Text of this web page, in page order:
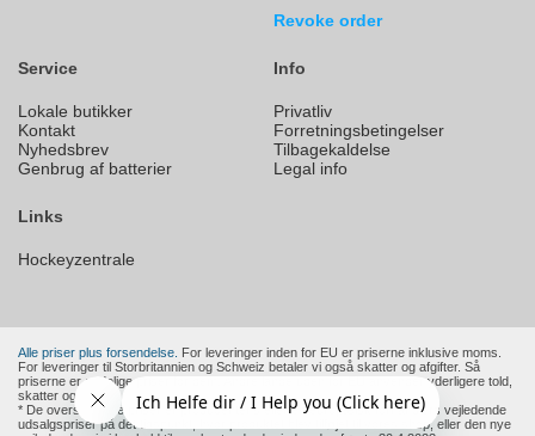
Revoke order
Service
Lokale butikker
Kontakt
Nyhedsbrev
Genbrug af batterier
Info
Privatliv
Forretningsbetingelser
Tilbagekaldelse
Legal info
Links
Hockeyzentrale
Alle priser plus forsendelse. For leveringer inden for EU er priserne inklusive moms.
For leveringer til Storbritannien og Schweiz betaler vi også skatter og afgifter. Så
priserne er endelige priser for dem. Andre lande uden for EU anvender yderligere told,
skatter og afgifter.
* De overstregede priser er producentens eller en europæisk forhandlers vejledende
udsalgspriser på det tidspunkt, hvor produktet blev tilføjet til vores shop, eller den nye